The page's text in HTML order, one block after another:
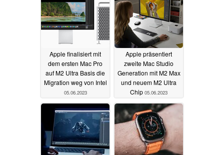
Apple finalisiert mit
dem ersten Mac Pro
auf M2 Ultra Basis die
Migration weg von Intel
05.06.2023
Apple präsentiert
zweite Mac Studio
Generation mit M2 Max
und neuem M2 Ultra
Chip 05.06.2023